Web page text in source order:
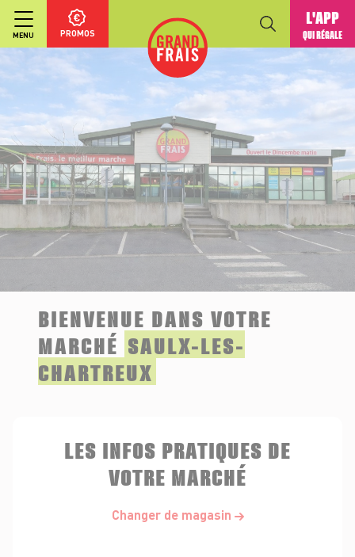
MENU PROMOS
L'APP
QUI RÉGALE
BIENVENUE DANS VOTRE
MARCHÉ SAULX-LES-
CHARTREUX
LES INFOS PRATIQUES DE
VOTRE MARCHÉ
Changer de magasin